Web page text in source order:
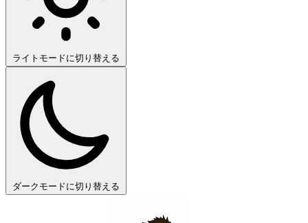
ライトモードに切り替える
ダークモードに切り替える